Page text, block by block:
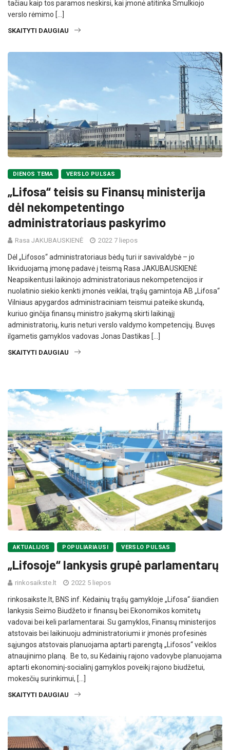
tačiau kaip tos paramos neskirsi, kai įmonė atitinka Smulkiojo
verslo rėmimo […]
SKAITYTI DAUGIAU
DIENOS TEMA VERSLO PULSAS
„Lifosa“ teisis su Finansų ministerija
dėl nekompetentingo
administratoriaus paskyrimo
Rasa JAKUBAUSKIENĖ 2022 7 liepos
Dėl „Lifosos“ administratoriaus bėdų turi ir savivaldybė – jo
likviduojamą įmonę padavė į teismą Rasa JAKUBAUSKIENĖ
Neapsikentusi laikinojo administratoriaus nekompetencijos ir
nuolatinio siekio kenkti įmonės veiklai, trąšų gamintoja AB „Lifosa“
Vilniaus apygardos administraciniam teismui pateikė skundą,
kuriuo ginčija finansų ministro įsakymą skirti laikinąjį
administratorių, kuris neturi verslo valdymo kompetencijų. Buvęs
ilgametis gamyklos vadovas Jonas Dastikas […]
SKAITYTI DAUGIAU
AKTUALIJOS POPULIARIAUSI VERSLO PULSAS
„Lifosoje“ lankysis grupė parlamentarų
rinkosaikste.lt 2022 5 liepos
rinkosaikste.lt, BNS inf. Kėdainių trąšų gamykloje „Lifosa“ šiandien
lankysis Seimo Biudžeto ir finansų bei Ekonomikos komitetų
vadovai bei keli parlamentarai. Su gamyklos, Finansų ministerijos
atstovais bei laikinuoju administratoriumi ir įmonės profesinės
sąjungos atstovais planuojama aptarti parengtą „Lifosos“ veiklos
atnaujinimo planą. Be to, su Kėdainių rajono vadovybe planuojama
aptarti ekonominį-socialinį gamyklos poveikį rajono biudžetui,
mokesčių surinkimui, […]
SKAITYTI DAUGIAU